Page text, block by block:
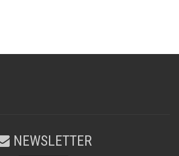
NEWSLETTER